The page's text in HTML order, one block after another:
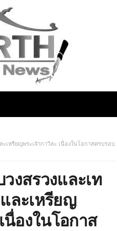
เหรียญพระเจ้ากาวิละ เนื่องในโอกาสครบรอบ
งสรวงและเท
ละเหรียญ
นื่องในโอกาส